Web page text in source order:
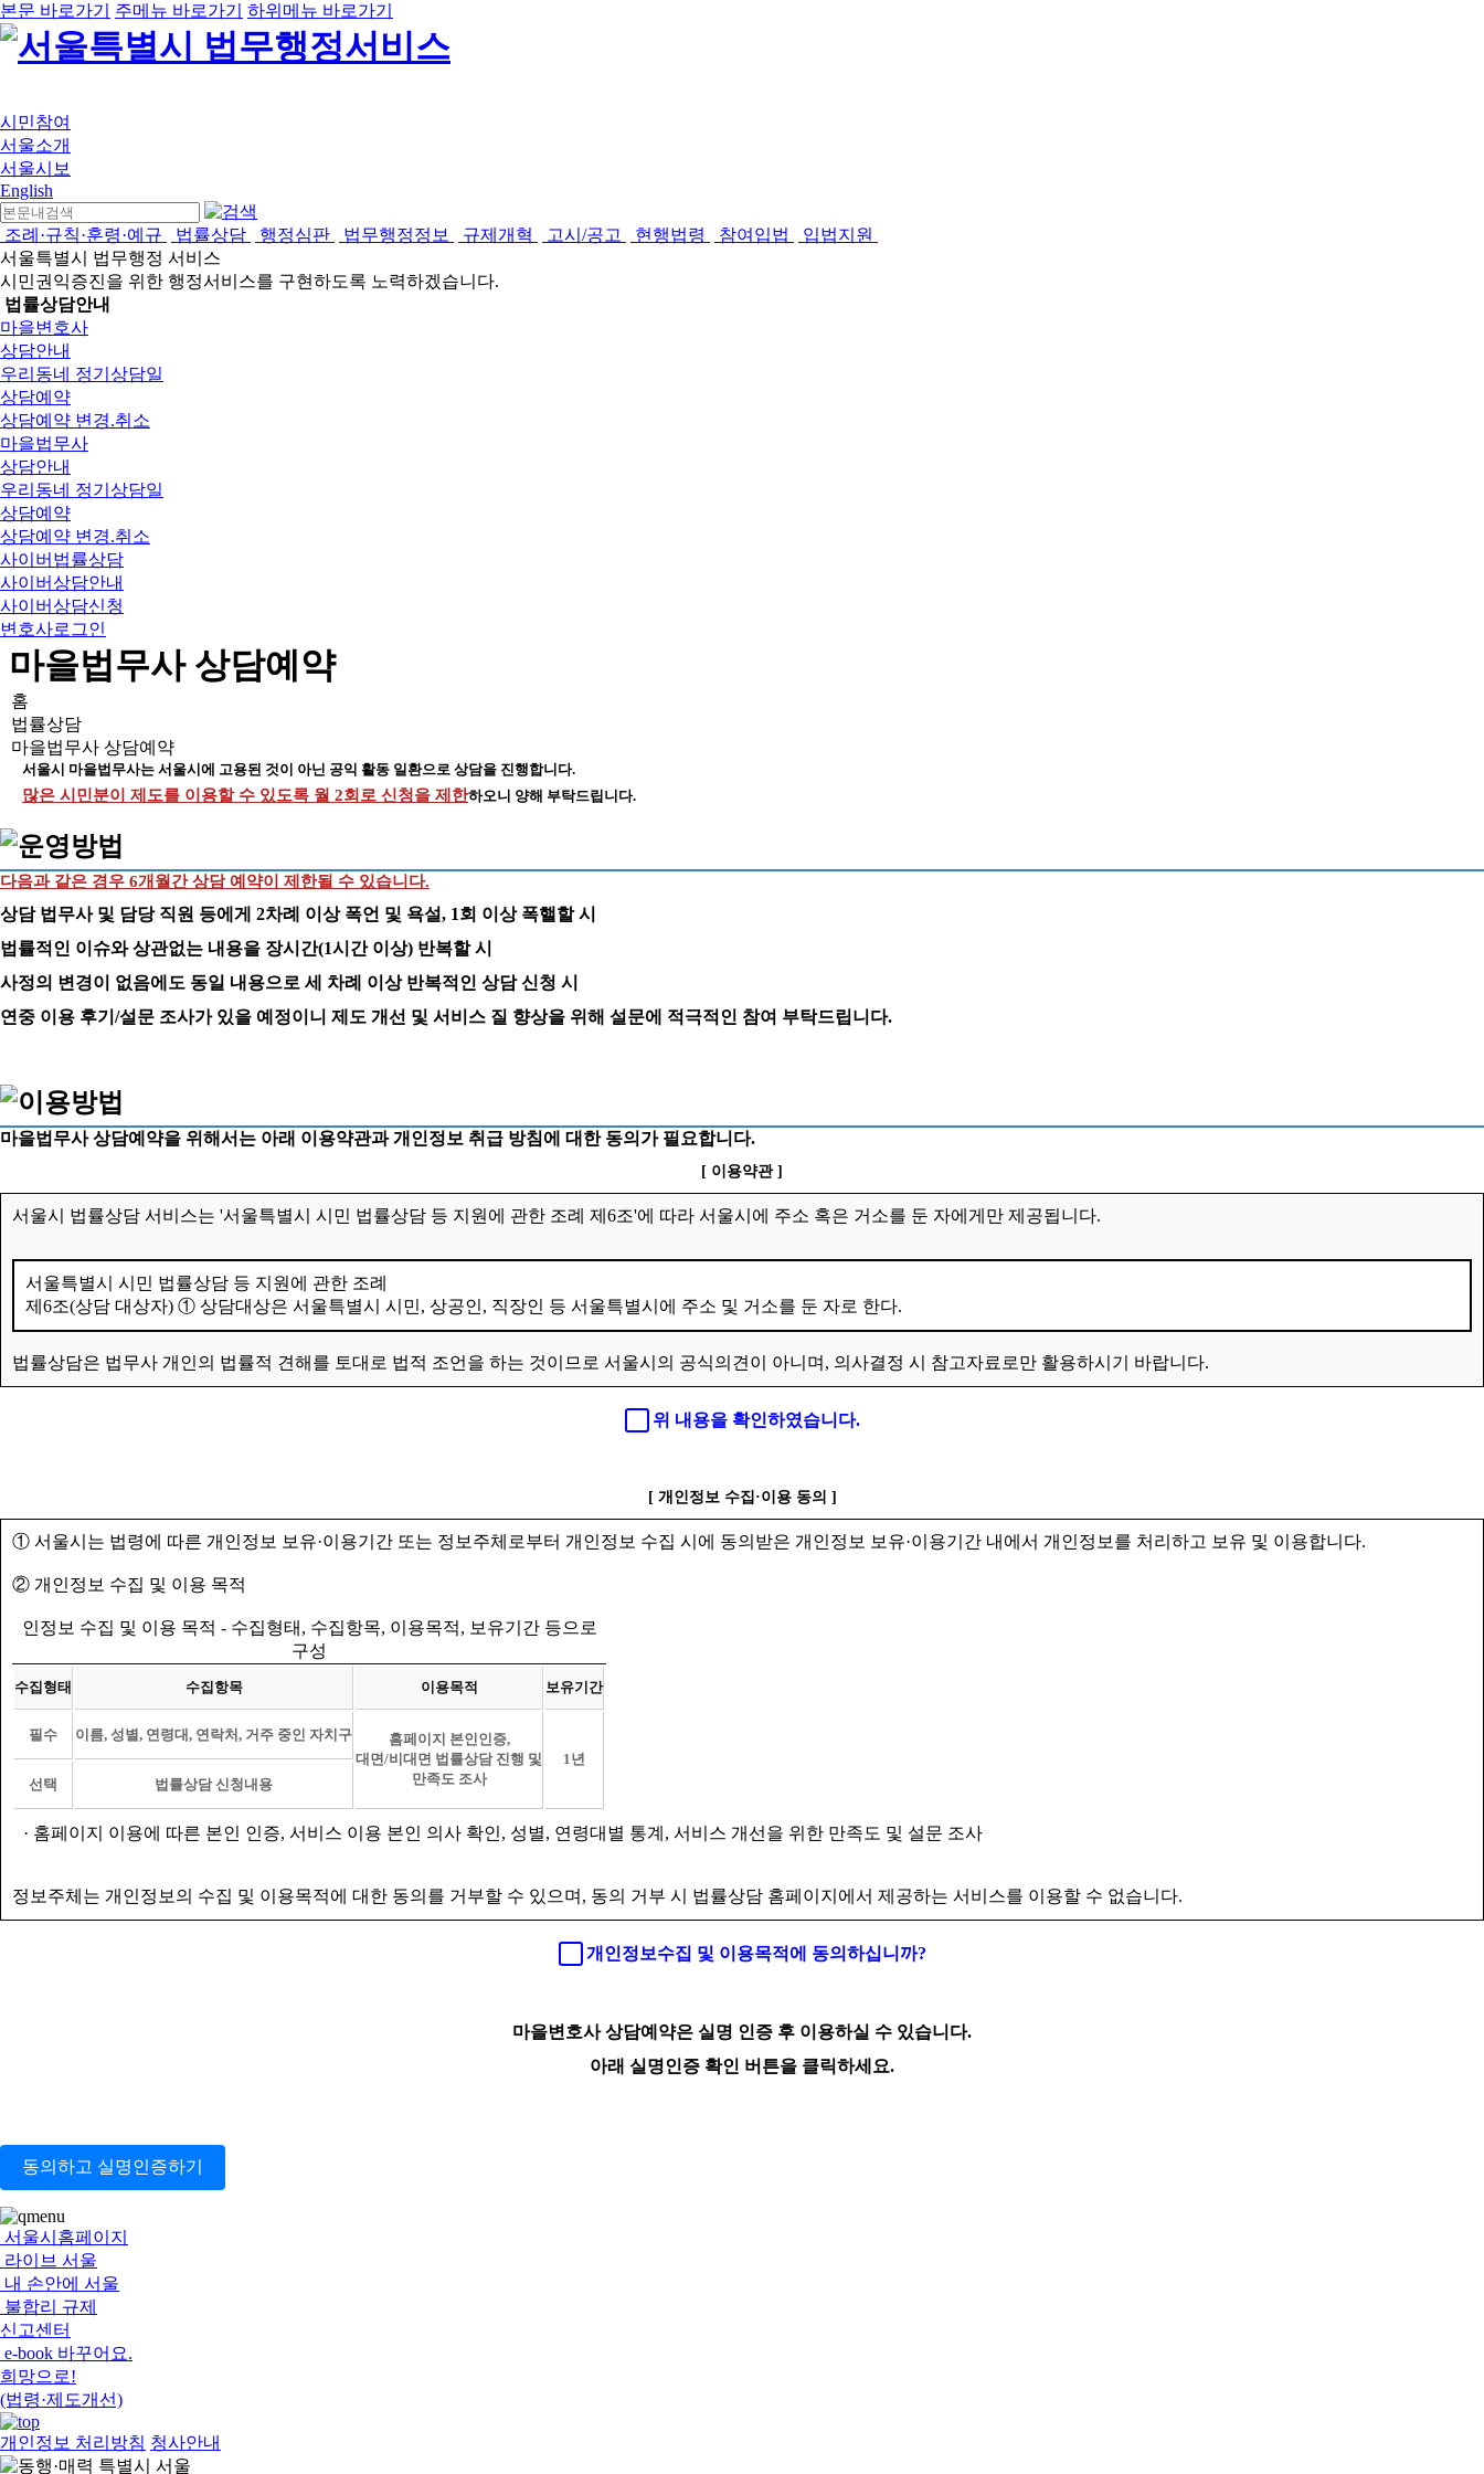
본문 바로가기 주메뉴 바로가기 하위메뉴 바로가기
시민참여
서울소개
서울시보
English
조례·규칙·훈령·예규 법률상담 행정심판 법무행정정보 규제개혁 고시/공고 현행법령 참여입법
입법지원
서울특별시 법무행정 서비스
시민권익증진을 위한 행정서비스를 구현하도록 노력하겠습니다.
법률상담안내
마을변호사
상담안내
우리동네 정기상담일
상담예약
상담예약 변경.취소
마을법무사
상담안내
우리동네 정기상담일
상담예약
상담예약 변경.취소
사이버법률상담
사이버상담안내
사이버상담신청
변호사로그인
마을법무사 상담예약
홈
법률상담
마을법무사 상담예약
서울시 마을법무사는 서울시에 고용된 것이 아닌 공익 활동 일환으로 상담을 진행합니다.
많은 시민분이 제도를 이용할 수 있도록 월 2회로 신청을 제한하오니 양해 부탁드립니다.
다음과 같은 경우 6개월간 상담 예약이 제한될 수 있습니다.
상담 법무사 및 담당 직원 등에게 2차례 이상 폭언 및 욕설, 1회 이상 폭핼할 시
법률적인 이슈와 상관없는 내용을 장시간(1시간 이상) 반복할 시
사정의 변경이 없음에도 동일 내용으로 세 차례 이상 반복적인 상담 신청 시
연중 이용 후기/설문 조사가 있을 예정이니 제도 개선 및 서비스 질 향상을 위해 설문에 적극적인 참여 부탁드립니다.
마을법무사 상담예약을 위해서는 아래 이용약관과 개인정보 취급 방침에 대한 동의가 필요합니다.
[ 이용약관 ]
서울시 법률상담 서비스는 '서울특별시 시민 법률상담 등 지원에 관한 조례 제6조'에 따라 서울시에 주소 혹은 거소를 둔 자에게만 제공됩니다.
서울특별시 시민 법률상담 등 지원에 관한 조례
제6조(상담 대상자) ① 상담대상은 서울특별시 시민, 상공인, 직장인 등 서울특별시에 주소 및 거소를 둔 자로 한다.
법률상담은 법무사 개인의 법률적 견해를 토대로 법적 조언을 하는 것이므로 서울시의 공식의견이 아니며, 의사결정 시 참고자료로만 활용하시기 바랍니다.
위 내용을 확인하였습니다.
[ 개인정보 수집·이용 동의 ]
① 서울시는 법령에 따른 개인정보 보유·이용기간 또는 정보주체로부터 개인정보 수집 시에 동의받은 개인정보 보유·이용기간 내에서 개인정보를 처리하고 보유 및 이용합니다.
② 개인정보 수집 및 이용 목적
인정보 수집 및 이용 목적 - 수집형태, 수집항목, 이용목적, 보유기간 등으로
구성
수집형태 수집항목 이용목적 보유기간
필수 이름, 성별, 연령대, 연락처, 거주 중인 자치구
홈페이지 본인인증,
대면/비대면 법률상담 진행 및
만족도 조사
1년
선택
법률상담 신청내용
· 홈페이지 이용에 따른 본인 인증, 서비스 이용 본인 의사 확인, 성별, 연령대별 통계, 서비스 개선을 위한 만족도 및 설문 조사
정보주체는 개인정보의 수집 및 이용목적에 대한 동의를 거부할 수 있으며, 동의 거부 시 법률상담 홈페이지에서 제공하는 서비스를 이용할 수 없습니다.
개인정보수집 및 이용목적에 동의하십니까?
마을변호사 상담예약은 실명 인증 후 이용하실 수 있습니다.
아래 실명인증 확인 버튼을 클릭하세요.
동의하고 실명인증하기
서울시홈페이지
라이브 서울
내 손안에 서울
불합리 규제
신고센터
e-book 바꾸어요.
희망으로!
(법령·제도개선)
개인정보 처리방침 청사안내